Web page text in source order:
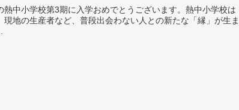
中小学校第3期に入学おめでとうございます。熱中小学校
現地の生産者など、普段出会わない人との新たな「縁」が生